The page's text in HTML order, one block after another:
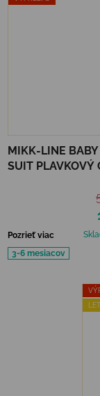
MIKK-LINE
SUIT PLAVKOVÝ
Pozrieť viac
3-6 mesiacov